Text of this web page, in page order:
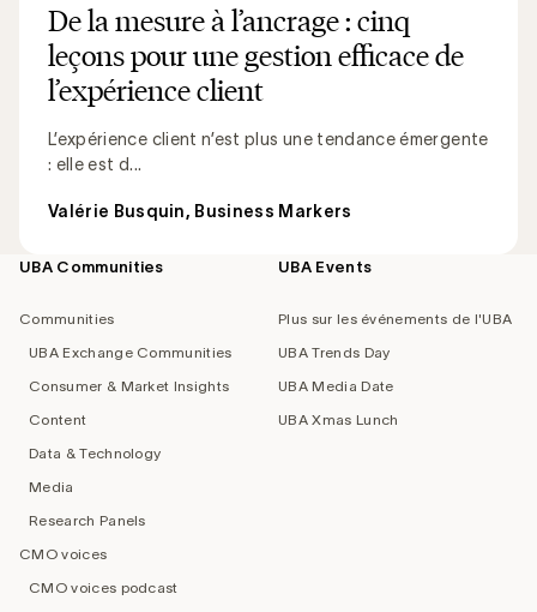
De la mesure à l’ancrage : cinq
leçons pour une gestion efficace de
l’expérience client
L’expérience client n’est plus une tendance émergente
: elle est d...
Valérie Busquin, Business Markers
Footer
UBA Communities
Communities
UBA Exchange Communities
Consumer & Market Insights
Content
Data & Technology
Media
Research Panels
CMO voices
CMO voices podcast
UBA Events
Plus sur les événements de l'UBA
UBA Trends Day
UBA Media Date
UBA Xmas Lunch